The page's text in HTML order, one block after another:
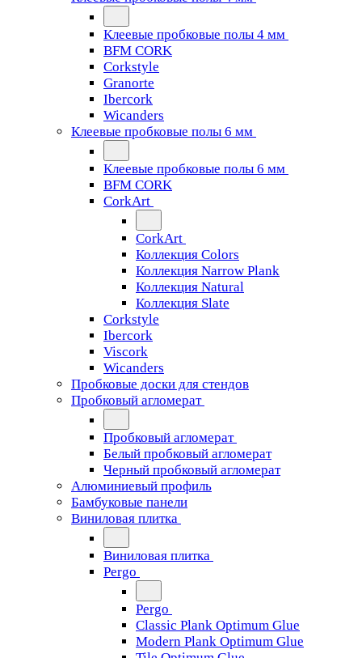
Клеевые пробковые полы 4 мм
BFM CORK
Corkstyle
Granorte
Ibercork
Wicanders
Клеевые пробковые полы 6 мм
Клеевые пробковые полы 6 мм
BFM CORK
CorkArt
CorkArt
Коллекция Colors
Коллекция Narrow Plank
Коллекция Natural
Коллекция Slate
Corkstyle
Ibercork
Viscork
Wicanders
Пробковые доски для стендов
Пробковый агломерат
Пробковый агломерат
Белый пробковый агломерат
Черный пробковый агломерат
Алюминиевый профиль
Бамбуковые панели
Виниловая плитка
Виниловая плитка
Pergo
Pergo
Classic Plank Optimum Glue
Modern Plank Optimum Glue